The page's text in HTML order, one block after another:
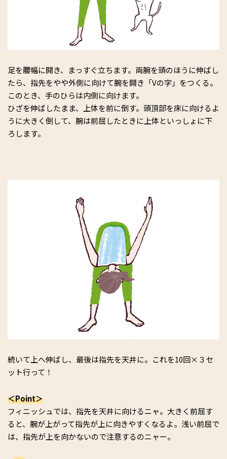
足を腰幅に開き、まっすぐ立ちます。両腕を頭のほうに伸ばし
たら、指先をやや外側に向けて腕を開き「Vの字」をつくる。
このとき、手のひらは内側に向けます。
ひざを伸ばしたまま、上体を前に倒す。頭頂部を床に向けるよ
うに大きく倒して、腕は前屈したときに上体といっしょに下
ろします。
続いて上へ伸ばし、最後は指先を天井に。これを10回×３セ
ット行って！
＜Point＞
フィニッシュでは、指先を天井に向けるニャ。大きく前屈す
ると、腕が上がって指先が上に向きやすくなるよ。浅い前屈で
は、指先が上を向かないので注意するのニャー。